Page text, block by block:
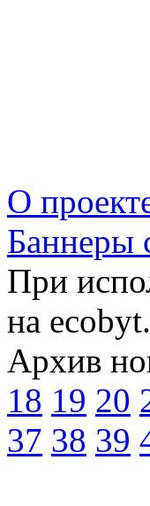
О
Баннеры
При
на
Архив
18 19 20
37 38 39